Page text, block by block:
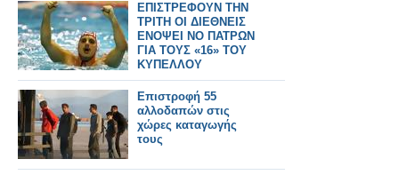
ΕΠΙΣΤΡΕΦΟΥΝ ΤΗΝ
ΤΡΙΤΗ ΟΙ ΔΙΕΘΝΕΙΣ
ΕΝΟΨΕΙ ΝΟ ΠΑΤΡΩΝ
ΓΙΑ ΤΟΥΣ «16» ΤΟΥ
ΚΥΠΕΛΛΟΥ
Επιστροφή 55
αλλοδαπών στις
χώρες καταγωγής
τους